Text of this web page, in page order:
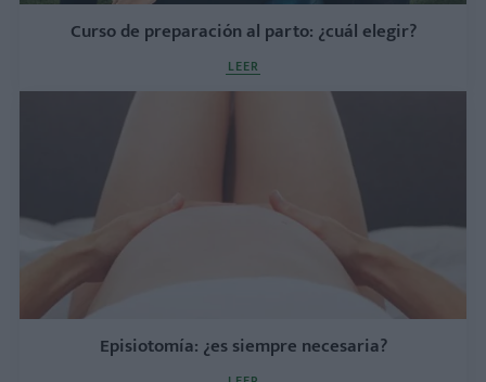
Curso de preparación al parto: ¿cuál elegir?
LEER
Episiotomía: ¿es siempre necesaria?